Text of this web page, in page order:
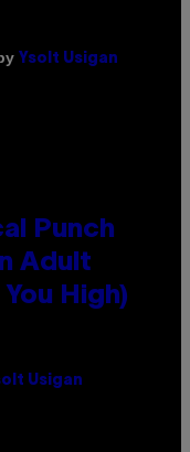
Ysolt Usigan
Punch
Adult
High)
Usigan